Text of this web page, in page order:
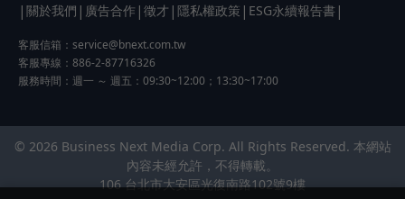
| 關於我們 | 廣告合作 | 徵才 | 隱私權政策 | ESG永續報告書 |
客服信箱： service@bnext.com.tw
客服專線：886-2-87716326
服務時間：週一 ～ 週五：09:30~12:00；13:30~17:00
© 2026 Business Next Media Corp. All Rights Reserved. 本網站
內容未經允許，不得轉載。
106 台北市大安區光復南路102號9樓